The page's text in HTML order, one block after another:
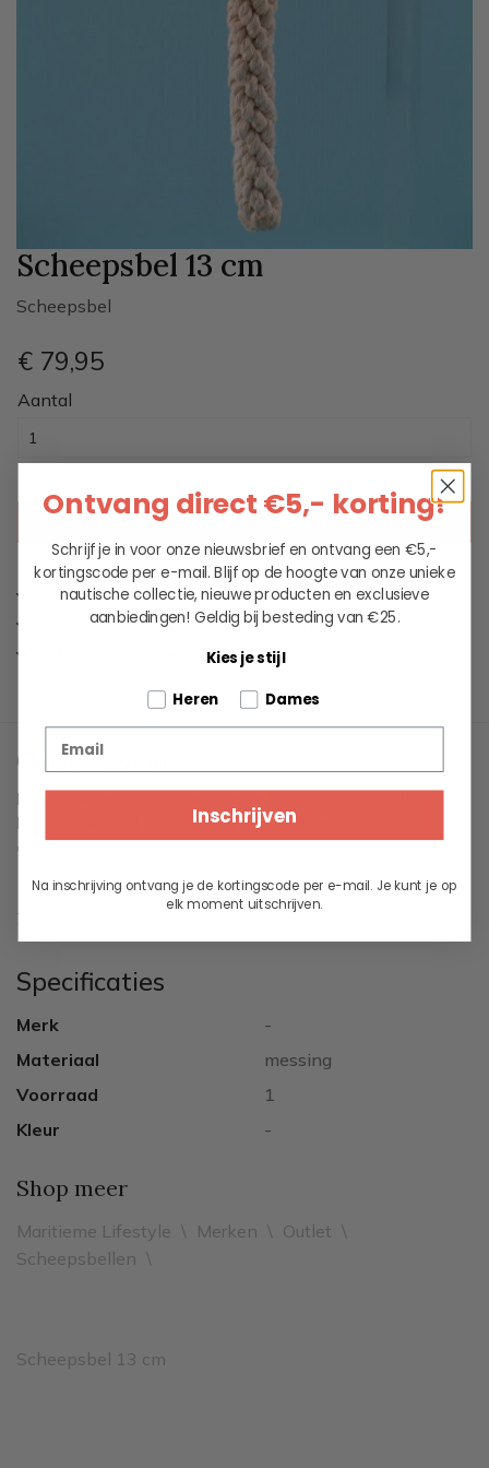
Scheepsbel 13 cm
Scheepsbel
€ 79,95
Aantal
IN WINKELWAGEN
Leveren binnen 2 werkdagen
Unieke collectie maritieme kleding
Al 60+ jaar passie voor maritieme levensstijl
Omschrijving
Decoratief en functioneel, op de boot of gewoon thuis.
Een scheepsbel van massief messing brengt sfeer in zijn
omgeving.
770 gr
Specificaties
Merk
-
Materiaal
messing
Voorraad
1
Kleur
-
Shop meer
Maritieme Lifestyle \ Merken \ Outlet \
Scheepsbellen \
Scheepsbel 13 cm
Ontvang direct €5,- korting!
Schrijf je in voor onze nieuwsbrief en ontvang een €5,-
kortingscode per e-mail. Blijf op de hoogte van onze unieke
nautische collectie, nieuwe producten en exclusieve
aanbiedingen! Geldig bij besteding van €25.
Kies je stijl
Tell us about your pets
Heren Dames
Inschrijven
Na inschrijving ontvang je de kortingscode per e-mail. Je kunt je op
elk moment uitschrijven.